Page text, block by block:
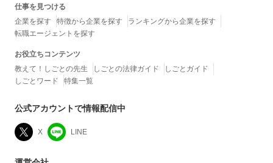
仕事を見つける
企業を探す
特徴から企業を探す
ランキングから企業を探す
転職エージェントを探す
お役立ちコンテンツ
教えて！しごとの先生
しごとの法律ガイド
しごとガイド
しごとワード
特集一覧
公式アカウントで情報配信中
X LINE